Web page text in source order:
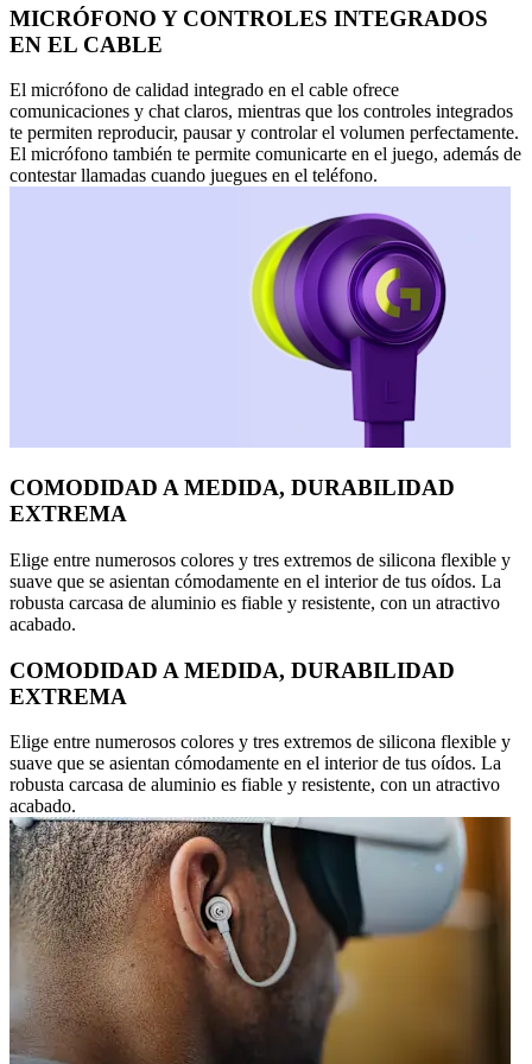
MICRÓFONO Y CONTROLES INTEGRADOS
EN EL CABLE
El micrófono de calidad integrado en el cable ofrece
comunicaciones y chat claros, mientras que los controles integrados
te permiten reproducir, pausar y controlar el volumen perfectamente.
El micrófono también te permite comunicarte en el juego, además de
contestar llamadas cuando juegues en el teléfono.
COMODIDAD A MEDIDA, DURABILIDAD
EXTREMA
Elige entre numerosos colores y tres extremos de silicona flexible y
suave que se asientan cómodamente en el interior de tus oídos. La
robusta carcasa de aluminio es fiable y resistente, con un atractivo
acabado.
COMODIDAD A MEDIDA, DURABILIDAD
EXTREMA
Elige entre numerosos colores y tres extremos de silicona flexible y
suave que se asientan cómodamente en el interior de tus oídos. La
robusta carcasa de aluminio es fiable y resistente, con un atractivo
acabado.